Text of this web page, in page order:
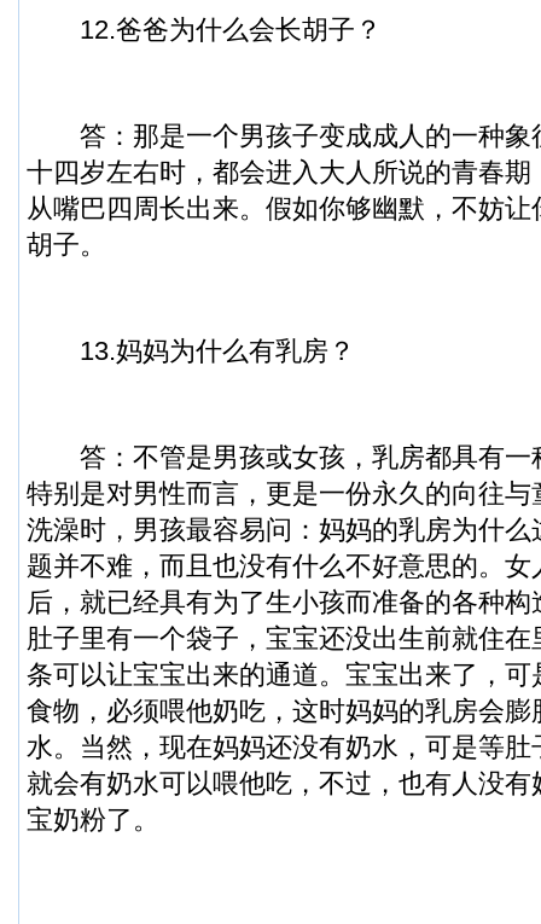
12.爸爸为什么会长胡子？
答：那是一个男孩子变成成人的一种象
十四岁左右时，都会进入大人所说的青春
从嘴巴四周长出来。假如你够幽默，不妨
胡子。
13.妈妈为什么有乳房？
答：不管是男孩或女孩，乳房都具有一
特别是对男性而言，更是一份永久的向往
洗澡时，男孩最容易问：妈妈的乳房为什
题并不难，而且也没有什么不好意思的。
后，就已经具有为了生小孩而准备的各种
肚子里有一个袋子，宝宝还没出生前就住
条可以让宝宝出来的通道。宝宝出来了，
食物，必须喂他奶吃，这时妈妈的乳房会
水。当然，现在妈妈还没有奶水，可是等
就会有奶水可以喂他吃，不过，也有人没
宝奶粉了。